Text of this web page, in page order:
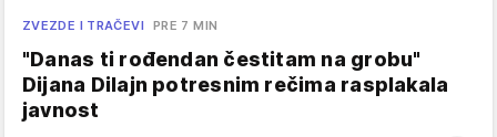
ZVEZDE I TRAČEVI PRE 7 MIN
"Danas ti rođendan čestitam na grobu"
Dijana Dilajn potresnim rečima rasplakala
javnost